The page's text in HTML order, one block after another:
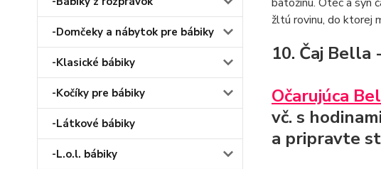
-Domčeky a nábytok pre bábiky
-Klasické bábiky
-Kočíky pre bábiky
-Látkové bábiky
-L.o.l. bábiky
žltú rovinu, do ktorej
10. Čaj Bella
Očarujúca
vč. s
a pripravte